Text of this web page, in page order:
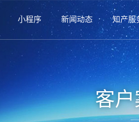
小程序 新闻动态 知产服
客